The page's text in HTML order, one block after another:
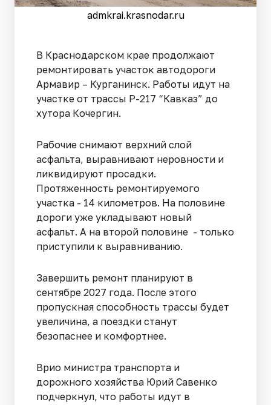
admkrai.krasnodar.ru
В Краснодарском крае продолжают
ремонтировать участок автодороги
Армавир – Курганинск. Работы идут на
участке от трассы Р-217 “Кавказ” до
хутора Кочергин.
Рабочие снимают верхний слой
асфальта, выравнивают неровности и
ликвидируют просадки.
Протяженность ремонтируемого
участка - 14 километров. На половине
дороги уже укладывают новый
асфальт. А на второй половине - только
приступили к выравниванию.
Завершить ремонт планируют в
сентябре 2027 года. После этого
пропускная способность трассы будет
увеличина, а поездки станут
безопаснее и комфортнее.
Врио министра транспорта и
дорожного хозяйства Юрий Савенко
подчеркнул, что работы идут в